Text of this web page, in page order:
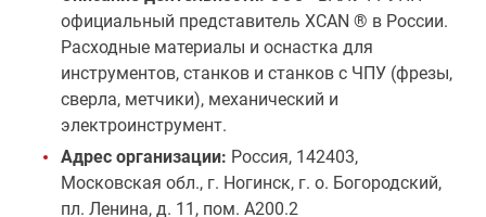
официальный представитель XCAN ® в России.
Расходные материалы и оснастка для
инструментов, станков и станков с ЧПУ (фрезы,
сверла, метчики), механический и
электроинструмент.
Адрес организации: Россия, 142403,
Московская обл., г. Ногинск, г. о. Богородский,
пл. Ленина, д. 11, пом. А200.2